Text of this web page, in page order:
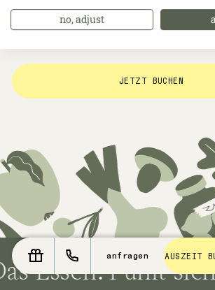
wissenswertes
JETZT BUCHEN
anfragen AUSZEIT
Fühlt sich
no, adjust